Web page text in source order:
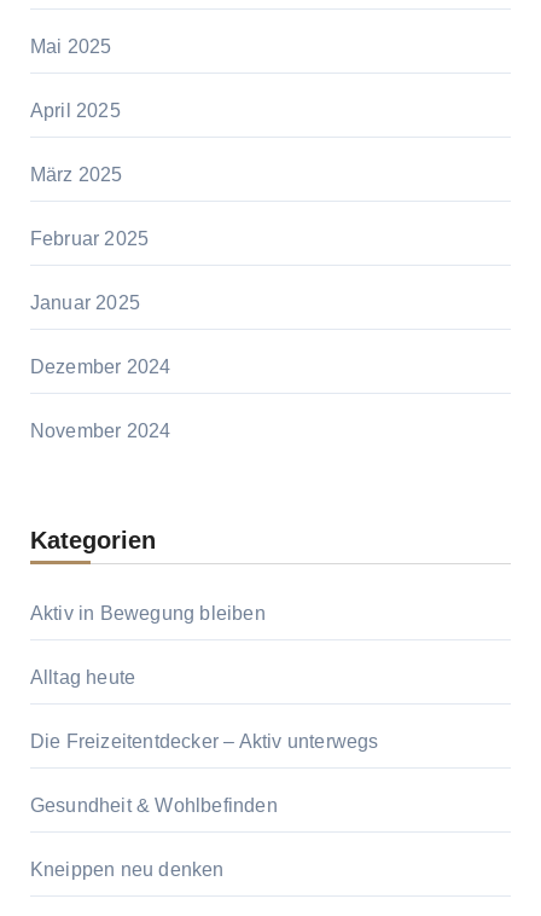
Mai 2025
April 2025
März 2025
Februar 2025
Januar 2025
Dezember 2024
November 2024
Kategorien
Aktiv in Bewegung bleiben
Alltag heute
Die Freizeitentdecker – Aktiv unterwegs
Gesundheit & Wohlbefinden
Kneippen neu denken